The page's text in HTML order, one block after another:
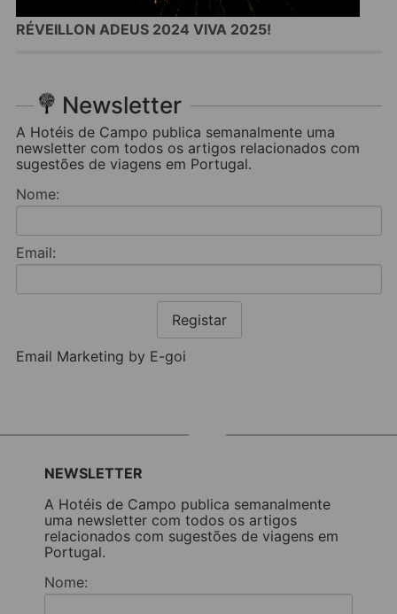
RÉVEILLON ADEUS 2024 VIVA 2025!
Newsletter
A Hotéis de Campo publica semanalmente uma
newsletter com todos os artigos relacionados com
sugestões de viagens em Portugal.
Nome:
Email:
Registar
Email Marketing by E-goi
NEWSLETTER
A Hotéis de Campo publica semanalmente
uma newsletter com todos os artigos
relacionados com sugestões de viagens em
Portugal.
Nome: